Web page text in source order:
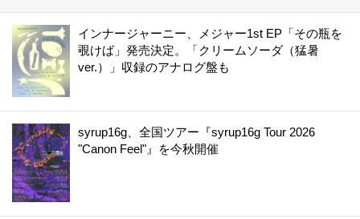
インナージャーニー、メジャー1st EP「その瓶を
覗けば」発売決定。「クリームソーダ（猛暑
ver.）」収録のアナログ盤も
syrup16g、全国ツアー『syrup16g Tour 2026
"Canon Feel"』を今秋開催